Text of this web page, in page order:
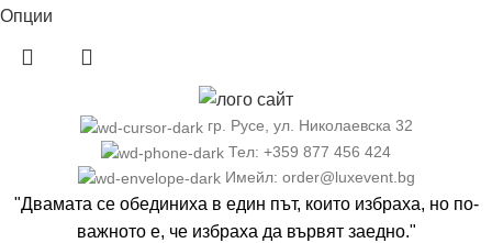
Опции
гр. Русе, ул. Николаевска 32
Тел: +359 877 456 424
Имейл: order@luxevent.bg
"Двамата се обединиха в един път, които избраха, но по-
важното е, че избраха да вървят заедно."